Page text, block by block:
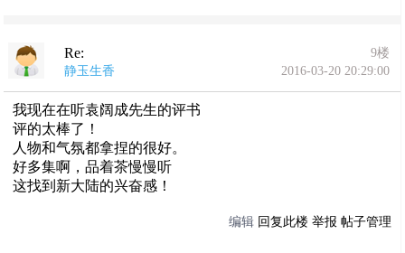
Re:
9楼
静玉生香
2016-03-20 20:29:00
我现在在听袁阔成先生的评书
评的太棒了！
人物和气氛都拿捏的很好。
好多集啊，品着茶慢慢听
这找到新大陆的兴奋感！
编辑 回复此楼 举报 帖子管理